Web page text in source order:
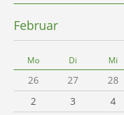
Februar
Mo Di Mi
26 27 28
2
3 4